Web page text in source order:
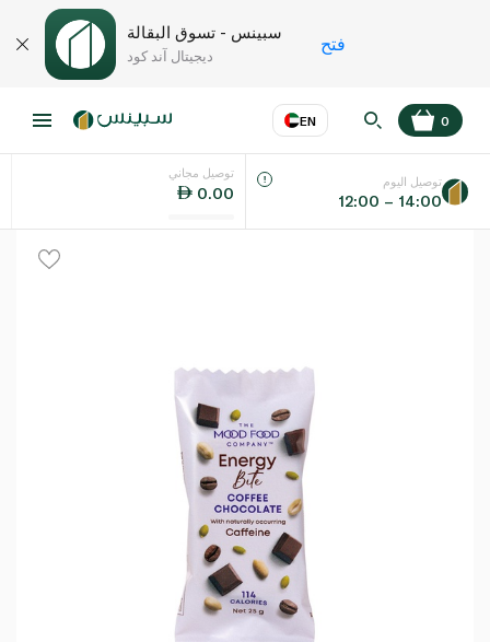
سبينس - تسوق البقالة
ديجيتال آند كود
فتح
EN
اللغة عر
0
توصيل مجاني
0.00
توصيل اليوم
12:00 – 14:00